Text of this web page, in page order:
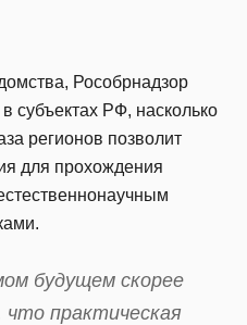
Рособрнадзор
субъектах РФ, насколько
регионов позволит
для прохождения
будущем скорее
практическая